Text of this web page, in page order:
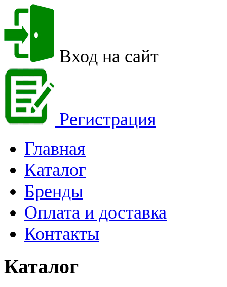
Вход на сайт
Регистрация
Главная
Каталог
Бренды
Оплата и доставка
Контакты
Каталог